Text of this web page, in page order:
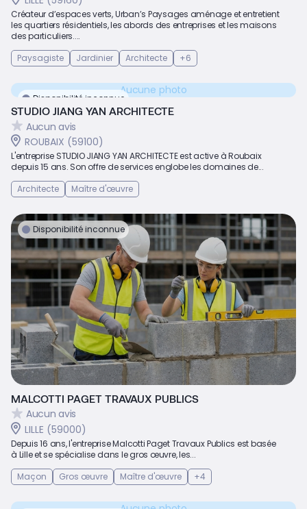
Créateur d’espaces verts, Urban’s Paysages aménage et entretient
les quartiers résidentiels, les abords des entreprises et les maisons
des particuliers....
Paysagiste
Jardinier Architecte +6
Disponibilité inconnue
Aucune photo
STUDIO JIANG YAN ARCHITECTE
Aucun avis
ROUBAIX (59100)
L'entreprise STUDIO JIANG YAN ARCHITECTE est active à Roubaix
depuis 15 ans. Son offre de services englobe les domaines de...
Architecte
Maître d'œuvre
Disponibilité inconnue
MALCOTTI PAGET TRAVAUX PUBLICS
Aucun avis
LILLE (59000)
Depuis 16 ans, l'entreprise Malcotti Paget Travaux Publics est basée
à Lille et se spécialise dans le gros œuvre, les...
Maçon
Gros œuvre Maître d'œuvre +4